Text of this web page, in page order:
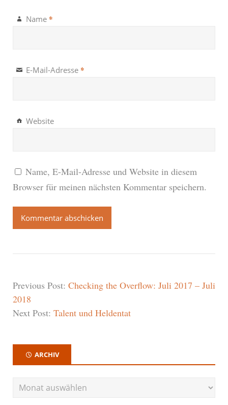
Name *
E-Mail-Adresse *
Website
Name, E-Mail-Adresse und Website in diesem
Browser für meinen nächsten Kommentar speichern.
Previous Post: Checking the Overflow: Juli 2017 – Juli
2018
Next Post: Talent und Heldentat
ARCHIV